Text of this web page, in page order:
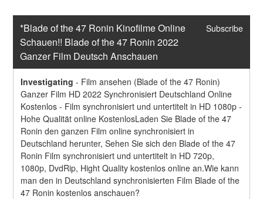
*Blade of the 47 Ronin Kinofilme Online
Schauen!! Blade of the 47 Ronin 2022
Ganzer Film Deutsch Anschauen
Subscribe
Investigating - Film ansehen (Blade of the 47 Ronin)
Ganzer Film HD 2022 Synchronisiert Deutschland Online
Kostenlos - Film synchronisiert und untertitelt in HD 1080p -
Hohe Qualität online KostenlosLaden Sie Blade of the 47
Ronin den ganzen Film online synchronisiert in
Deutschland herunter, Sehen Sie sich den Blade of the 47
Ronin Film synchronisiert und untertitelt in HD 720p,
1080p, DvdRip, Hight Quality kostenlos online an.Wie kann
man den in Deutschland synchronisierten Film Blade of the
47 Ronin kostenlos anschauen?